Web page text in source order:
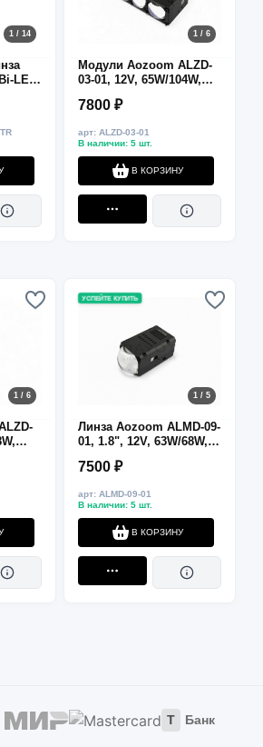
1 / 14
LED
1 / 6
Модули Aozoom ALZD-
03-01, 12V, 65W/104W,
7800 ₽
арт: ALZD-03-01
В наличии: 5 шт.
В КОРЗИНУ
1 / 6
УСПЕЙТЕ КУПИТЬ
1 / 5
Линза Aozoom ALMD-09-
01, 1.8", 12V, 63W/68W,
7500 ₽
арт: ALMD-09-01
В наличии: 5 шт.
В КОРЗИНУ
Т Банк